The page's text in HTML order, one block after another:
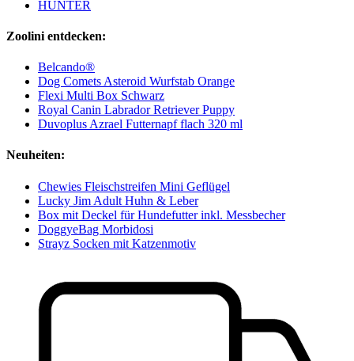
HUNTER
Zoolini entdecken:
Belcando®
Dog Comets Asteroid Wurfstab Orange
Flexi Multi Box Schwarz
Royal Canin Labrador Retriever Puppy
Duvoplus Azrael Futternapf flach 320 ml
Neuheiten:
Chewies Fleischstreifen Mini Geflügel
Lucky Jim Adult Huhn & Leber
Box mit Deckel für Hundefutter inkl. Messbecher
DoggyeBag Morbidosi
Strayz Socken mit Katzenmotiv